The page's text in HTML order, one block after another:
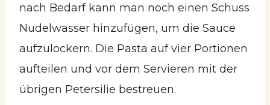
nach Bedarf kann man noch einen Schuss
Nudelwasser hinzufügen, um die Sauce
aufzulockern. Die Pasta auf vier Portionen
aufteilen und vor dem Servieren mit der
übrigen Petersilie bestreuen.